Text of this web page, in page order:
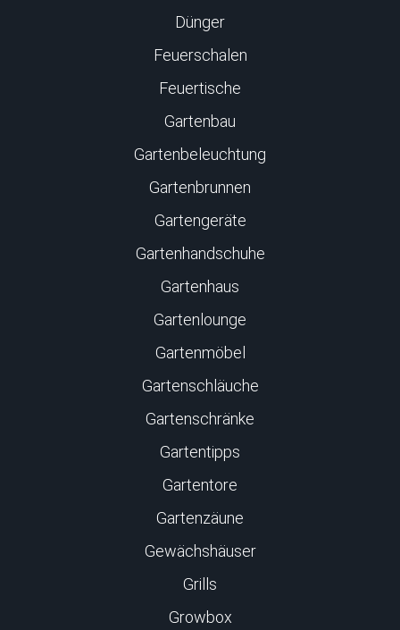
Dünger
Feuerschalen
Feuertische
Gartenbau
Gartenbeleuchtung
Gartenbrunnen
Gartengeräte
Gartenhandschuhe
Gartenhaus
Gartenlounge
Gartenmöbel
Gartenschläuche
Gartenschränke
Gartentipps
Gartentore
Gartenzäune
Gewächshäuser
Grills
Growbox